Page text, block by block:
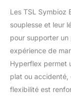
Les TSL Symbioz
souplesse et leur
pour supporter
expérience de
Hyperflex permet
plat ou accidenté,
flexibilité est